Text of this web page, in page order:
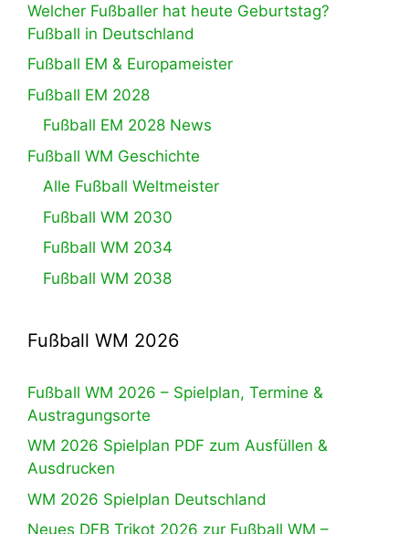
Welcher Fußballer hat heute Geburtstag?
Fußball in Deutschland
Fußball EM & Europameister
Fußball EM 2028
Fußball EM 2028 News
Fußball WM Geschichte
Alle Fußball Weltmeister
Fußball WM 2030
Fußball WM 2034
Fußball WM 2038
Fußball WM 2026
Fußball WM 2026 – Spielplan, Termine &
Austragungsorte
WM 2026 Spielplan PDF zum Ausfüllen &
Ausdrucken
WM 2026 Spielplan Deutschland
Neues DFB Trikot 2026 zur Fußball WM –